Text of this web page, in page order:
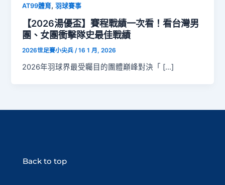
AT99體育,羽球賽事
【2026湯優盃】賽程戰績一次看！看台灣男
團、女團衝擊隊史最佳戰績
2026世足賽小尖兵/16 1 月, 2026
2026年羽球界最受矚目的團體巔峰對決「 […]
Back to top